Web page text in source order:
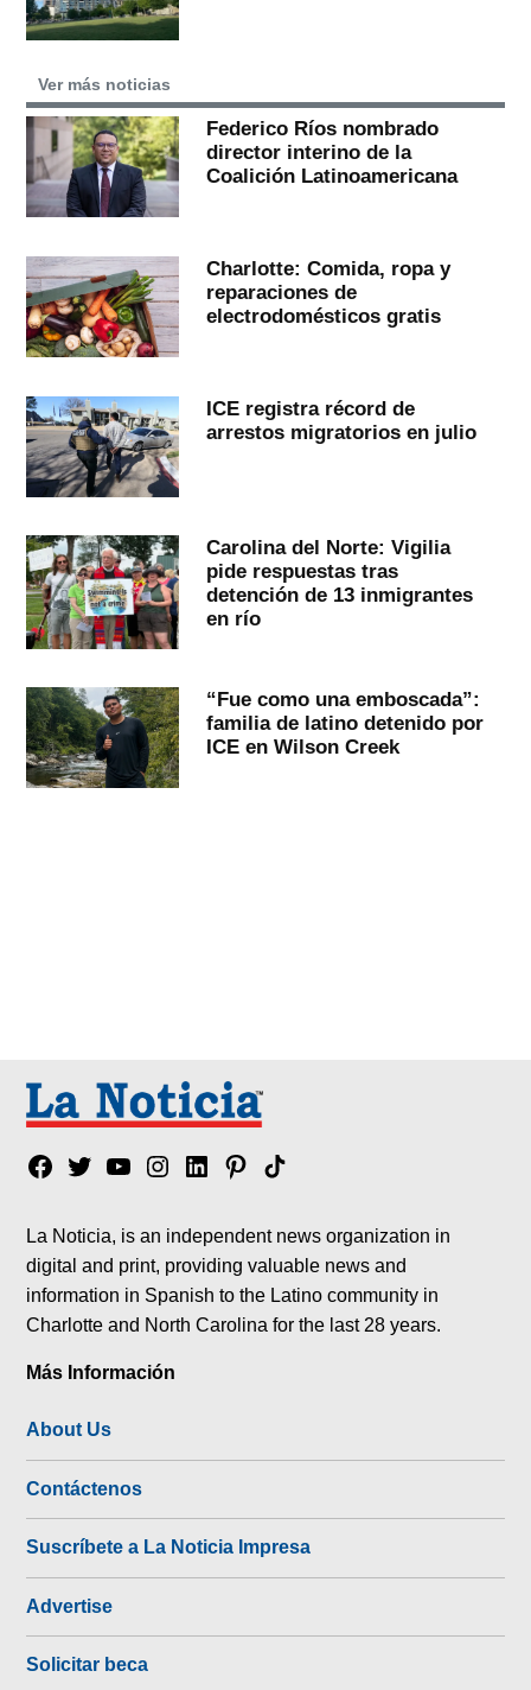
Ver más noticias
Federico Ríos nombrado
director interino de la
Coalición Latinoamericana
Charlotte: Comida, ropa y
reparaciones de
electrodomésticos gratis
ICE registra récord de
arrestos migratorios en julio
Carolina del Norte: Vigilia
pide respuestas tras
detención de 13 inmigrantes
en río
“Fue como una emboscada”:
familia de latino detenido por
ICE en Wilson Creek
Facebook
TwitterYouTubeInstagram
LinkedinPinterest
Tik
La Noticia, is an independent news organization in
digital and print, providing valuable news and
information in Spanish to the Latino community in
Charlotte and North Carolina for the last 28 years.
Más Información
About Us
Contáctenos
Suscríbete a La Noticia Impresa
Advertise
Solicitar beca